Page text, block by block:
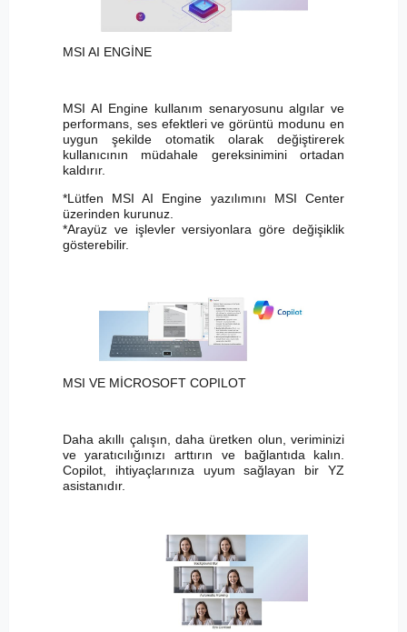
MSI AI ENGİNE
MSI AI Engine kullanım senaryosunu algılar ve
performans, ses efektleri ve görüntü modunu en
uygun şekilde otomatik olarak değiştirerek
kullanıcının müdahale gereksinimini ortadan
kaldırır.
*Lütfen MSI AI Engine yazılımını MSI Center
üzerinden kurunuz.
*Arayüz ve işlevler versiyonlara göre değişiklik
gösterebilir.
MSI VE MİCROSOFT COPILOT
Daha akıllı çalışın, daha üretken olun, veriminizi
ve yaratıcılığınızı arttırın ve bağlantıda kalın.
Copilot, ihtiyaçlarınıza uyum sağlayan bir YZ
asistanıdır.